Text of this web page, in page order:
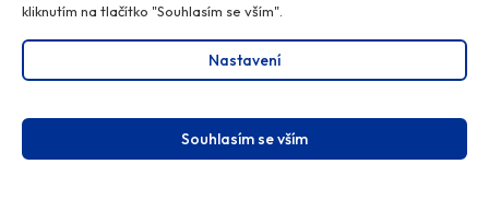
© 2025ZŠ Žerotínova Valašské Meziříčí, všechna práva
kliknutím na tlačítko "Souhlasím se vším".
Nastavení
Souhlasím se vším